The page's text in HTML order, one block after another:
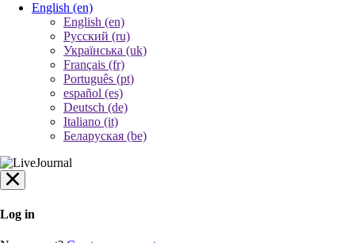
English (en)
English (en)
Русский (ru)
Українська (uk)
Français (fr)
Português (pt)
español (es)
Deutsch (de)
Italiano (it)
Беларуская (be)
Log in